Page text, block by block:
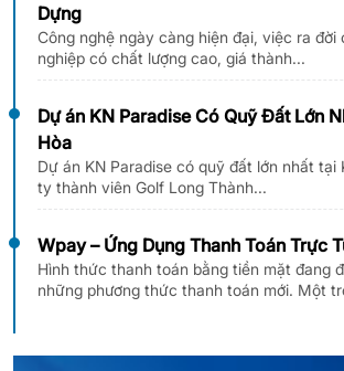
Dựng
Công nghệ ngày càng hiện đại, việc ra đời
nghiệp có chất lượng cao, giá thành...
Dự án KN Paradise Có Quỹ Đất Lớn
Hòa
Dự án KN Paradise có quỹ đất lớn nhất tại
ty thành viên Golf Long Thành...
Wpay – Ứng Dụng Thanh Toán Trực
Hình thức thanh toán bằng tiền mặt đang
những phương thức thanh toán mới. Một